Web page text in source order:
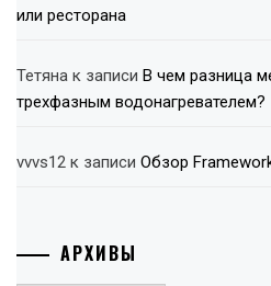
или ресторана
Тетяна к записи В чем разница
трехфазным водонагревателем?
vvvs12 к записи Обзор
АРХИВЫ